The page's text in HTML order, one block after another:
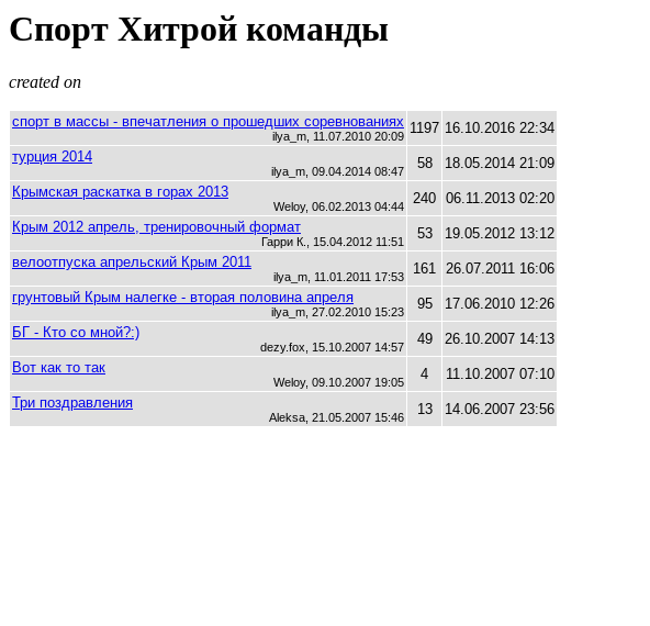
Спорт Хитрой команды
created on
спорт в массы - впечатления о прошедших соревнованиях
ilya_m, 11.07.2010 20:09 1197 16.10.2016 22:34
турция 2014
ilya_m, 09.04.2014 08:47 58
18.05.2014 21:09
Крымская раскатка в горах 2013
Weloy, 06.02.2013 04:44 240 06.11.2013 02:20
Крым 2012 апрель, тренировочный формат
Гарри К., 15.04.2012 11:51 53
19.05.2012 13:12
велоотпуска апрельский Крым 2011
ilya_m, 11.01.2011 17:53 161 26.07.2011 16:06
грунтовый Крым налегке - вторая половина апреля
ilya_m, 27.02.2010 15:23 95
17.06.2010 12:26
БГ - Кто со мной?:)
dezy.fox, 15.10.2007 14:57 49
26.10.2007 14:13
Вот как то так
Weloy, 09.10.2007 19:05 4
11.10.2007 07:10
Три поздравления
Aleksa, 21.05.2007 15:46 13 14.06.2007 23:56